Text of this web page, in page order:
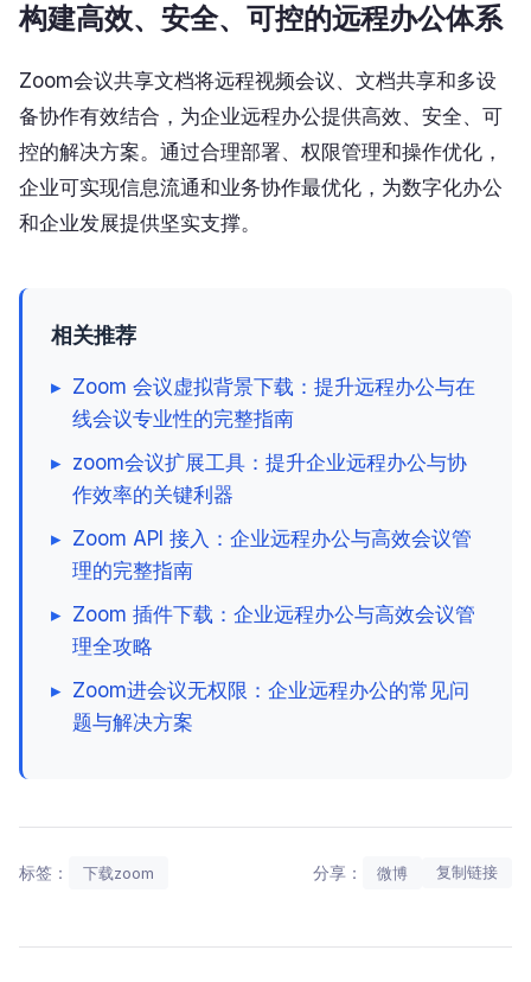
构建高效、安全、可控的远程办公体系
Zoom会议共享文档将远程视频会议、文档共享和多设
备协作有效结合，为企业远程办公提供高效、安全、可
控的解决方案。通过合理部署、权限管理和操作优化，
企业可实现信息流通和业务协作最优化，为数字化办公
和企业发展提供坚实支撑。
相关推荐
▸ Zoom 会议虚拟背景下载：提升远程办公与在
线会议专业性的完整指南
▸ zoom会议扩展工具：提升企业远程办公与协
作效率的关键利器
▸ Zoom API 接入：企业远程办公与高效会议管
理的完整指南
▸ Zoom 插件下载：企业远程办公与高效会议管
理全攻略
▸ Zoom进会议无权限：企业远程办公的常见问
题与解决方案
标签： 下载zoom 分享： 微博 复制链接